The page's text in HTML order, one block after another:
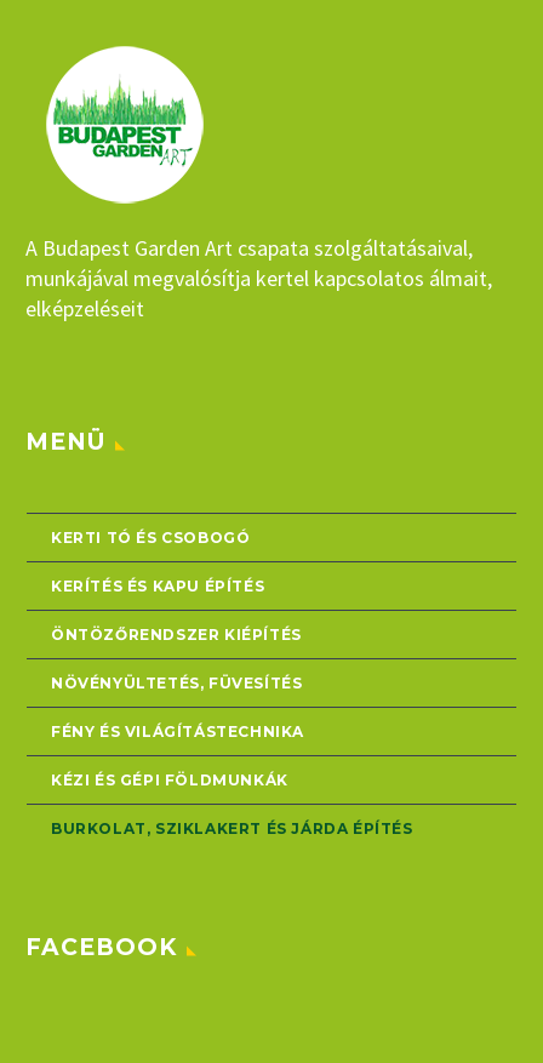
A Budapest Garden Art csapata szolgáltatásaival,
munkájával megvalósítja kertel kapcsolatos álmait,
elképzeléseit
MENÜ
KERTI TÓ ÉS CSOBOGÓ
KERÍTÉS ÉS KAPU ÉPÍTÉS
ÖNTÖZŐRENDSZER KIÉPÍTÉS
NÖVÉNYÜLTETÉS, FÜVESÍTÉS
FÉNY ÉS VILÁGÍTÁSTECHNIKA
KÉZI ÉS GÉPI FÖLDMUNKÁK
BURKOLAT, SZIKLAKERT ÉS JÁRDA ÉPÍTÉS
FACEBOOK